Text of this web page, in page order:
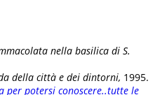
nella basilica di S.
della città e dei dintorni, 1995.
per potersi conoscere..tutte le